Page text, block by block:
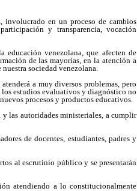
involucrado en un proceso de cambios
y transparencia, vocación
educación venezolana, que afecten de
de las mayorías, en la atención a
sociedad venezolana.
a muy diversos problemas, pero
los estudios evaluativos y diagnóstico no
procesos y productos educativos.
las autoridades ministeriales, a cumplir
de docentes, estudiantes, padres y
al escrutinio público y se presentarán
atendiendo a lo constitucionalmente